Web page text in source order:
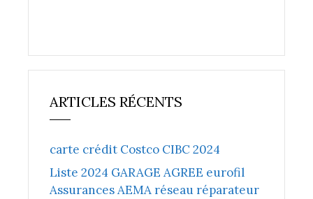
ARTICLES RÉCENTS
carte crédit Costco CIBC 2024
Liste 2024 GARAGE AGREE eurofil
Assurances AEMA réseau réparateur